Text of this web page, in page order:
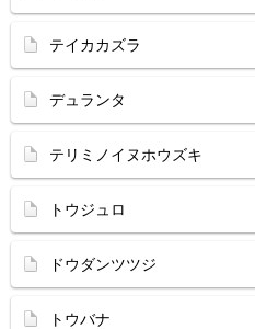
テイカカズラ
デュランタ
テリミノイヌホウズキ
トウジュロ
ドウダンツツジ
トウバナ